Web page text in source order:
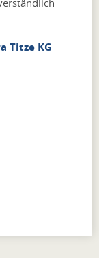
Titze KG